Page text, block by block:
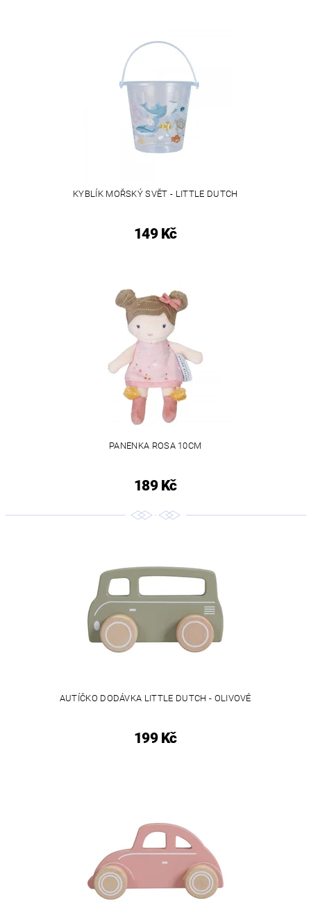
KYBLÍK MOŘSKÝ SVĚT - LITTLE DUTCH
149 Kč
PANENKA ROSA 10CM
189 Kč
AUTÍČKO DODÁVKA LITTLE DUTCH - OLIVOVÉ
199 Kč